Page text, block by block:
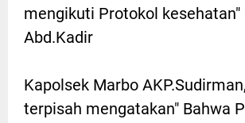
mengikuti Protokol kesehatan"
Abd.Kadir
Kapolsek Marbo
terpisah mengatakan" Bahwa